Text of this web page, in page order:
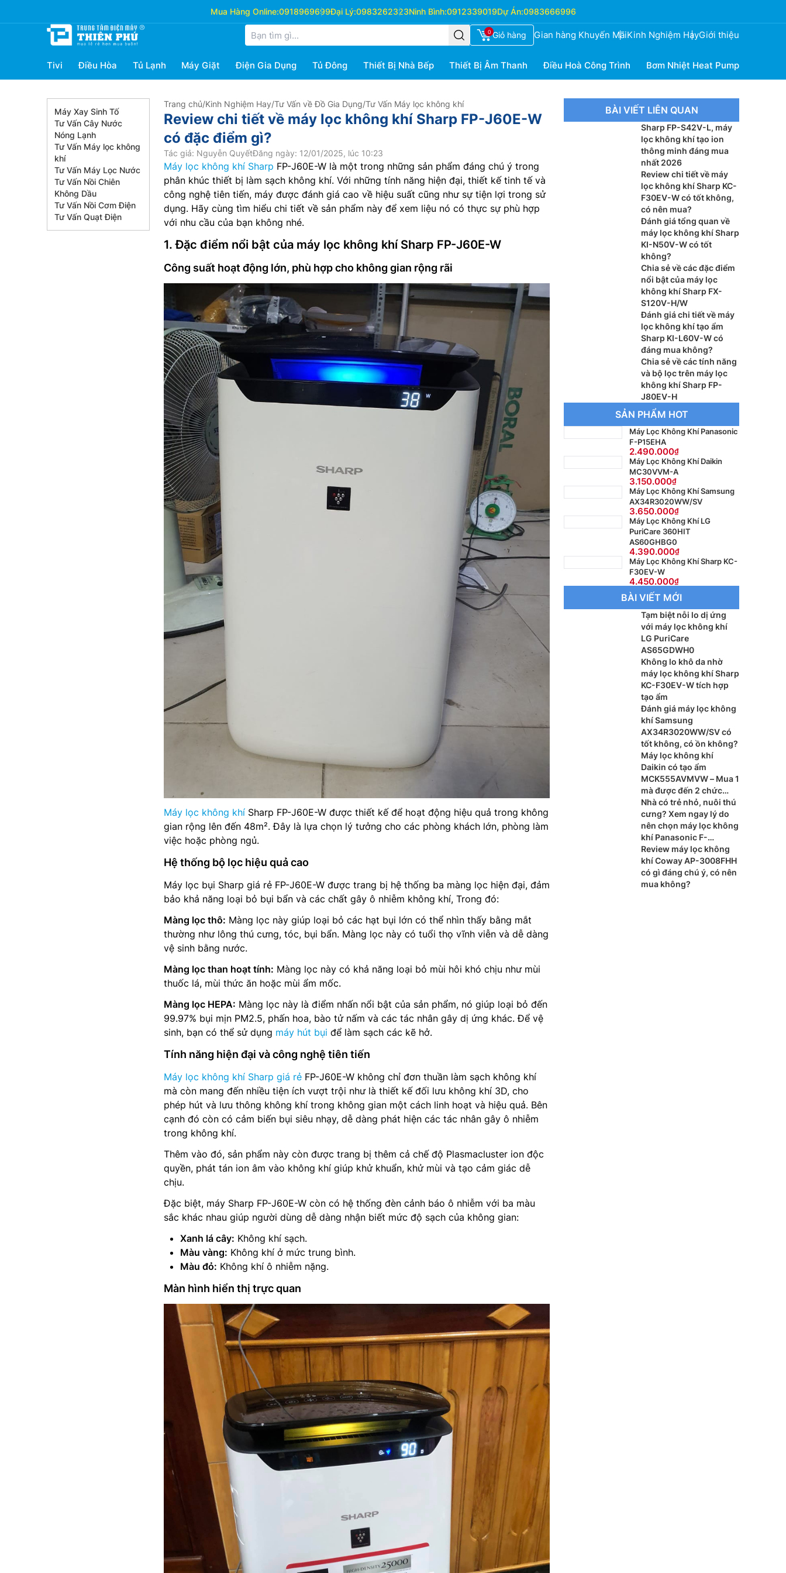
Mua Hàng Online:0918969699Đại Lý:0983262323Ninh Bình:0912339019Dự Án:0983666996
0 Giỏ hàng Gian hàng Khuyến MãiKinh Nghiệm HayGiới thiệu
Tivi Điều Hòa Tủ Lạnh Máy Giặt Điện Gia Dụng Tủ Đông Thiết Bị Nhà Bếp Thiết Bị Âm Thanh Điều Hoà Công Trình Bơm Nhiệt Heat Pump
Máy Xay Sinh Tố
Tư Vấn Cây Nước
Nóng Lạnh
Tư Vấn Máy lọc không
khí
Tư Vấn Máy Lọc Nước
Tư Vấn Nồi Chiên
Không Dầu
Tư Vấn Nồi Cơm Điện
Tư Vấn Quạt Điện
Trang chủ/Kinh Nghiệm Hay/Tư Vấn về Đồ Gia Dụng/Tư Vấn Máy lọc không khí
Review chi tiết về máy lọc không khí Sharp FP-J60E-W
có đặc điểm gì?
Tác giả: Nguyễn QuyếtĐăng ngày: 12/01/2025, lúc 10:23
Máy lọc không khí Sharp FP-J60E-W là một trong những sản phẩm đáng chú ý trong
phân khúc thiết bị làm sạch không khí. Với những tính năng hiện đại, thiết kế tinh tế và
công nghệ tiên tiến, máy được đánh giá cao về hiệu suất cũng như sự tiện lợi trong sử
dụng. Hãy cùng tìm hiểu chi tiết về sản phẩm này để xem liệu nó có thực sự phù hợp
với nhu cầu của bạn không nhé.
1. Đặc điểm nổi bật của máy lọc không khí Sharp FP-J60E-W
Công suất hoạt động lớn, phù hợp cho không gian rộng rãi
Máy lọc không khí Sharp FP-J60E-W được thiết kế để hoạt động hiệu quả trong không
gian rộng lên đến 48m². Đây là lựa chọn lý tưởng cho các phòng khách lớn, phòng làm
việc hoặc phòng ngủ.
Hệ thống bộ lọc hiệu quả cao
Máy lọc bụi Sharp giá rẻ FP-J60E-W được trang bị hệ thống ba màng lọc hiện đại, đảm
bảo khả năng loại bỏ bụi bẩn và các chất gây ô nhiễm không khí, Trong đó:
Màng lọc thô: Màng lọc này giúp loại bỏ các hạt bụi lớn có thể nhìn thấy bằng mắt
thường như lông thú cưng, tóc, bụi bẩn. Màng lọc này có tuổi thọ vĩnh viễn và dễ dàng
vệ sinh bằng nước.
Màng lọc than hoạt tính: Màng lọc này có khả năng loại bỏ mùi hôi khó chịu như mùi
thuốc lá, mùi thức ăn hoặc mùi ẩm mốc.
Màng lọc HEPA: Màng lọc này là điểm nhấn nổi bật của sản phẩm, nó giúp loại bỏ đến
99.97% bụi mịn PM2.5, phấn hoa, bào tử nấm và các tác nhân gây dị ứng khác. Để vệ
sinh, bạn có thể sử dụng máy hút bụi để làm sạch các kẽ hở.
Tính năng hiện đại và công nghệ tiên tiến
Máy lọc không khí Sharp giá rẻ FP-J60E-W không chỉ đơn thuần làm sạch không khí
mà còn mang đến nhiều tiện ích vượt trội như là thiết kế đối lưu không khí 3D, cho
phép hút và lưu thông không khí trong không gian một cách linh hoạt và hiệu quả. Bên
cạnh đó còn có cảm biến bụi siêu nhạy, dễ dàng phát hiện các tác nhân gây ô nhiễm
trong không khí.
Thêm vào đó, sản phẩm này còn được trang bị thêm cả chế độ Plasmacluster ion độc
quyền, phát tán ion âm vào không khí giúp khử khuẩn, khử mùi và tạo cảm giác dễ
chịu.
Đặc biệt, máy Sharp FP-J60E-W còn có hệ thống đèn cảnh báo ô nhiễm với ba màu
sắc khác nhau giúp người dùng dễ dàng nhận biết mức độ sạch của không gian:
Xanh lá cây: Không khí sạch.
Màu vàng: Không khí ở mức trung bình.
Màu đỏ: Không khí ô nhiễm nặng.
Màn hình hiển thị trực quan
BÀI VIẾT LIÊN QUAN
Sharp FP-S42V-L, máy
lọc không khí tạo ion
thông minh đáng mua
nhất 2026
Review chi tiết về máy
lọc không khí Sharp KC-
F30EV-W có tốt không,
có nên mua?
Đánh giá tổng quan về
máy lọc không khí Sharp
KI-N50V-W có tốt
không?
Chia sẻ về các đặc điểm
nổi bật của máy lọc
không khí Sharp FX-
S120V-H/W
Đánh giá chi tiết về máy
lọc không khí tạo ẩm
Sharp KI-L60V-W có
đáng mua không?
Chia sẻ về các tính năng
và bộ lọc trên máy lọc
không khí Sharp FP-
J80EV-H
SẢN PHẨM HOT
Máy Lọc Không Khí Panasonic
F-P15EHA
2.490.000
Máy Lọc Không Khí Daikin
MC30VVM-A
3.150.000
Máy Lọc Không Khí Samsung
AX34R3020WW/SV
3.650.000
Máy Lọc Không Khí LG
PuriCare 360HIT
AS60GHBG0
4.390.000
Máy Lọc Không Khí Sharp KC-
F30EV-W
4.450.000
BÀI VIẾT MỚI
Tạm biệt nỗi lo dị ứng
với máy lọc không khí
LG PuriCare
AS65GDWH0
Không lo khô da nhờ
máy lọc không khí Sharp
KC-F30EV-W tích hợp
tạo ẩm
Đánh giá máy lọc không
khí Samsung
AX34R3020WW/SV có
tốt không, có ồn không?
Máy lọc không khí
Daikin có tạo ẩm
MCK555AVMVW – Mua 1
mà được đến 2 chức
năng
Nhà có trẻ nhỏ, nuôi thú
cưng? Xem ngay lý do
nên chọn máy lọc không
khí Panasonic F-
PXT50A
Review máy lọc không
khí Coway AP-3008FHH
có gì đáng chú ý, có nên
mua không?